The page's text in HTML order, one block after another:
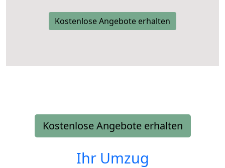
Kostenlose Angebote erhalten
Kostenlose Angebote erhalten
Ihr Umzug